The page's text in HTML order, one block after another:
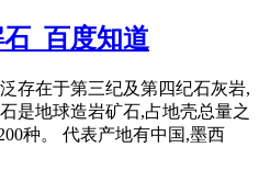
_百度知道
存在于第三纪及第四纪石灰岩,
是地球造岩矿石,占地壳总量之
种。 代表产地有中国,墨西